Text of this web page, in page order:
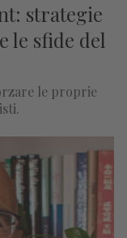
strategie
le sfide del
le proprie